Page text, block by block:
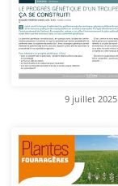
9 juillet 2025